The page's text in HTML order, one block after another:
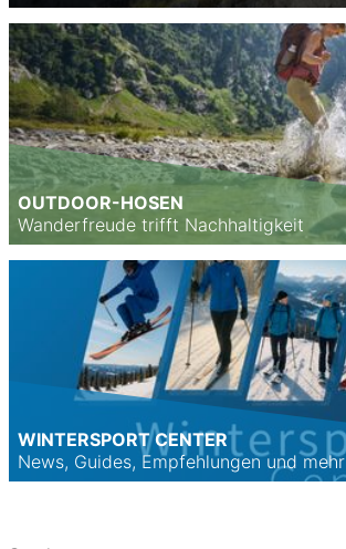
OUTDOOR-HOSEN
Wanderfreude trifft Nachhaltigkeit
WINTERSPORT CENTER
News, Guides, Empfehlungen und mehr